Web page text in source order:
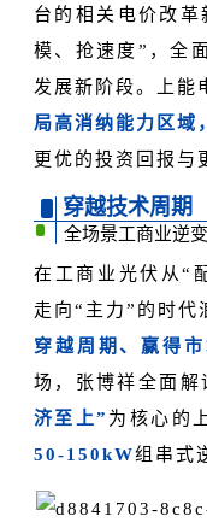
台的相关电价改
模、抢速度”，全
发展新阶段。上能
局高消纳能力区域
更优的投资回报与
穿越技术周期
全场景工商业逆
在工商业光伏从“
走向“主力”的时代
穿越周期、赢得
场，张博祥全面解
济至上” 为核心的
50-150kW组串式